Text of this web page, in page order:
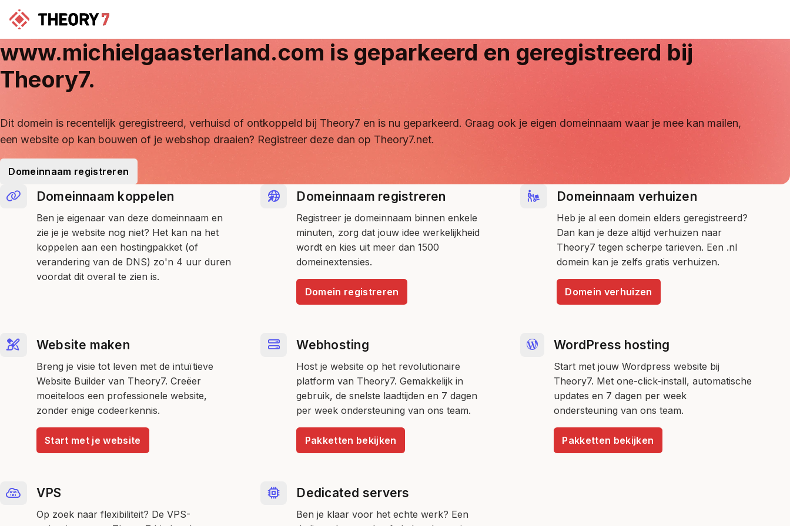
www.michielgaasterland.com is geparkeerd en geregistreerd bij
Theory7.
Dit domein is recentelijk geregistreerd, verhuisd of ontkoppeld bij Theory7 en is nu geparkeerd. Graag ook je eigen domeinnaam waar je mee kan mailen,
een website op kan bouwen of je webshop draaien? Registreer deze dan op Theory7.net.
Domeinnaam registreren
Domeinnaam koppelen
Ben je eigenaar van deze domeinnaam en
zie je je website nog niet? Het kan na het
koppelen aan een hostingpakket (of
verandering van de DNS) zo'n 4 uur duren
voordat dit overal te zien is.
Domeinnaam registreren
Registreer je domeinnaam binnen enkele
minuten, zorg dat jouw idee werkelijkheid
wordt en kies uit meer dan 1500
domeinextensies.
Domein registreren
Domeinnaam verhuizen
Heb je al een domein elders geregistreerd?
Dan kan je deze altijd verhuizen naar
Theory7 tegen scherpe tarieven. Een .nl
domein kan je zelfs gratis verhuizen.
Domein verhuizen
Website maken
Breng je visie tot leven met de intuïtieve
Website Builder van Theory7. Creëer
moeiteloos een professionele website,
zonder enige codeerkennis.
Start met je website
Webhosting
Host je website op het revolutionaire
platform van Theory7. Gemakkelijk in
gebruik, de snelste laadtijden en 7 dagen
per week ondersteuning van ons team.
Pakketten bekijken
WordPress hosting
Start met jouw Wordpress website bij
Theory7. Met one-click-install, automatische
updates en 7 dagen per week
ondersteuning van ons team.
Pakketten bekijken
VPS
Op zoek naar flexibiliteit? De VPS-
Dedicated servers
Ben je klaar voor het echte werk? Een